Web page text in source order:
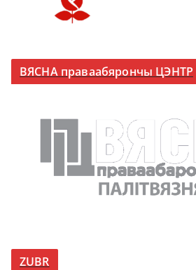
ВЯСНА праваабярончы ЦЭНТР
ZUBR